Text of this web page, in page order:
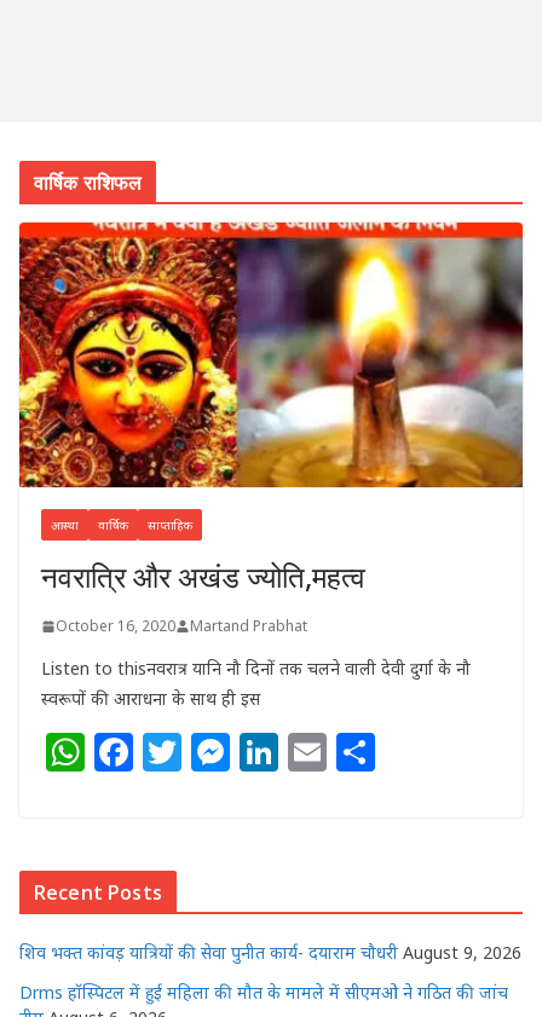
वार्षिक राशिफल
आस्था वार्षिक साप्ताहिक
नवरात्रि और अखंड ज्योति,महत्व
October 16, 2020 Martand Prabhat
Listen to thisनवरात्र यानि नौ दिनों तक चलने वाली देवी दुर्गा के नौ
स्वरूपों की आराधना के साथ ही इस
W
s
A
p
p
F
e
b
o
o
T
r
M
n
g
e
Li
dI
n
E
Recent Posts
शिव भक्त कांवड़ यात्रियों की सेवा पुनीत कार्य- दयाराम चौधरी August 9, 2026
Drms हॉस्पिटल में हुई महिला की मौत के मामले में सीएमओ ने गठित की जांच